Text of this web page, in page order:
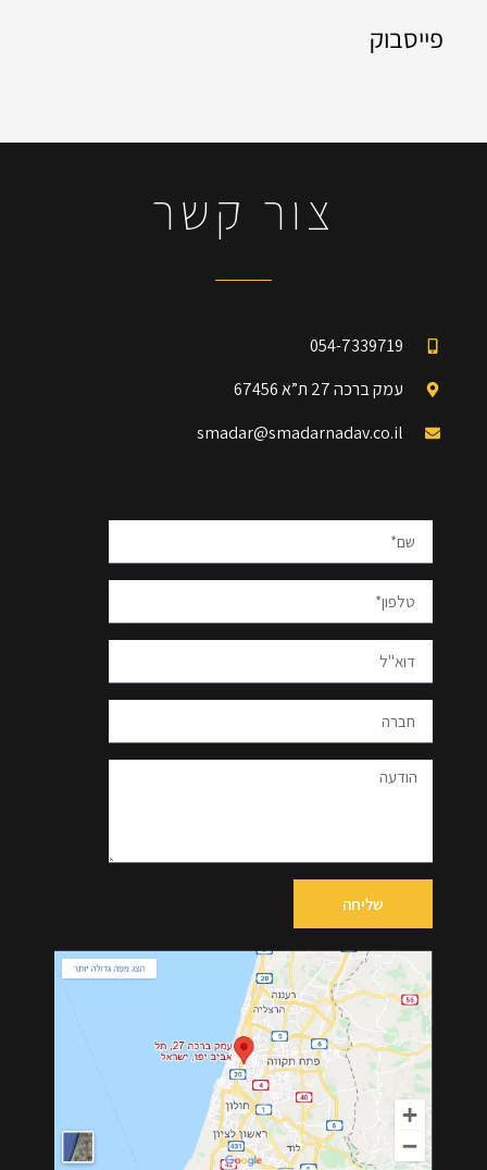
פייסבוק
צור קשר
054-7339719
עמק ברכה 27 ת”א 67456
smadar@smadarnadav.co.il
שליחה